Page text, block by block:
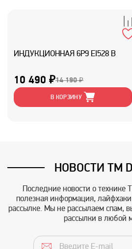
ИНДУКЦИОННАЯ 6P9 EI528 B
10 490 ₽14 190 ₽
В КОРЗИНУ
НОВОСТИ TM
Последние новости о технике
полезная информация,
рассылке. Мы не рассылаем спам,
рассылки в любой